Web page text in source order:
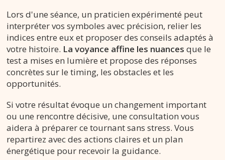
Lors d'une séance, un praticien expérimenté peut
interpréter vos symboles avec précision, relier les
indices entre eux et proposer des conseils adaptés à
votre histoire. La voyance affine les nuances que le
test a mises en lumière et propose des réponses
concrètes sur le timing, les obstacles et les
opportunités.
Si votre résultat évoque un changement important
ou une rencontre décisive, une consultation vous
aidera à préparer ce tournant sans stress. Vous
repartirez avec des actions claires et un plan
énergétique pour recevoir la guidance.